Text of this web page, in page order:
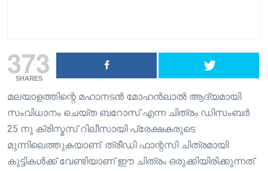
373
SHARES
മലയാളത്തിന്റെ മഹാനടൻ മോഹൻലാൽ ആദ്യമായി
സംവിധാനം ചെയ്ത ബറോസ് എന്ന ചിത്രം ഡിസംബർ
25 നു ക്രിസ്മസ് റിലീസായി പ്രേക്ഷകരുടെ
മുന്നിലെത്തുകയാണ്. ത്രീഡി ഫാന്റസി ചിത്രമായി
കുട്ടികൾക്ക് വേണ്ടിയാണ് ഈ ചിത്രം ഒരുക്കിയിരിക്കുന്നത്.